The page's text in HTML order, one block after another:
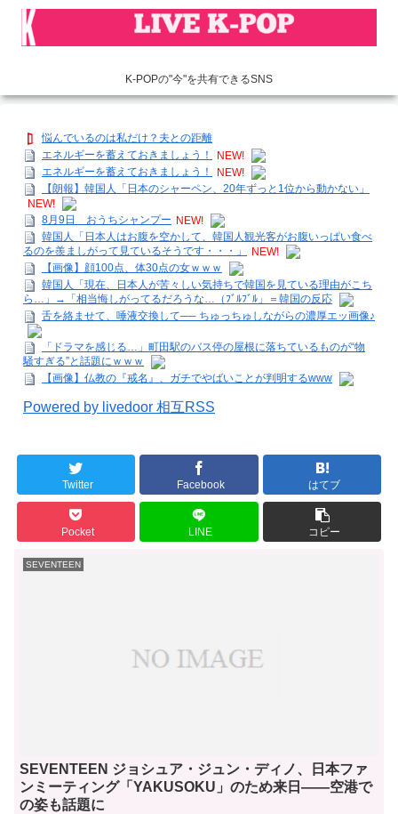
K-POPの"今"を共有できるSNS
悩んでいるのは私だけ？夫との距離
エネルギーを蓄えておきましょう！
NEW!
エネルギーを蓄えておきましょう！
NEW!
【朗報】韓国人「日本のシャーペン、20年ずっと1位から動かない」
NEW!
8月9日 おうちシャンプー NEW!
韓国人「日本人はお腹を空かして、韓国人観光客がお腹いっぱい食べ
るのを羨ましがって見ているそうです・・・」
NEW!
【画像】顔100点、体30点の女ｗｗｗ
韓国人「現在、日本人が苦々しい気持ちで韓国を見ている理由がこち
ら…」→「相当悔しがってるだろうな…（ﾌﾞﾙﾌﾞﾙ」＝韓国の反応
舌を絡ませて、唾液交換して── ちゅっちゅしながらの濃厚エッ画像♪
「ドラマを感じる…」町田駅のバス停の屋根に落ちているものが“物
騒すぎる”と話題にｗｗｗ
【画像】仏教の『戒名』、ガチでやばいことが判明するwww
Powered by livedoor 相互RSS
Twitter Facebook はてブ
Pocket LINE コピー
SEVENTEEN
SEVENTEEN ジョシュア・ジュン・ディノ、日本ファ
ンミーティング「YAKUSOKU」のため来日——空港で
の姿も話題に